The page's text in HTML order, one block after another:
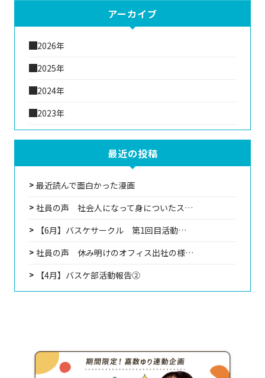
アーカイブ
2026年
2025年
2024年
2023年
最近の投稿
最近読んで面白かった漫画
社員の声 社会人になって身についたス…
【6月】バスケサークル 第1回目活動…
社員の声 休み明けのオフィス出社の様…
【4月】バスケ部活動報告②